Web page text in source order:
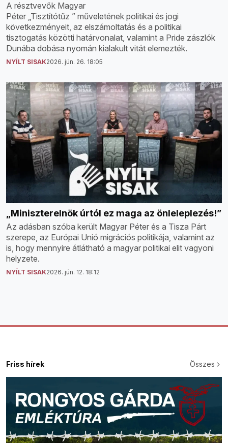
A résztvevők Magyar
Péter „Tisztítótűz ” műveletének politikai és jogi
következményeit, az elszámoltatás és a politikai
tisztogatás közötti határvonalat, valamint a Pride zászlók
Dunába dobása nyomán kialakult vitát elemezték.
NYÍLT SISAK2026. jún. 26. 18:05
„Miniszterelnök úrtól ez maga az önleleplezés!”
Az adásban szóba került Magyar Péter és a Tisza Párt
szerepe, az Európai Unió migrációs politikája, valamint az
is, hogy mennyire átlátható a magyar politikai elit vagyoni
helyzete.
NYÍLT SISAK2026. jún. 12. 18:12
Friss hírek Összes